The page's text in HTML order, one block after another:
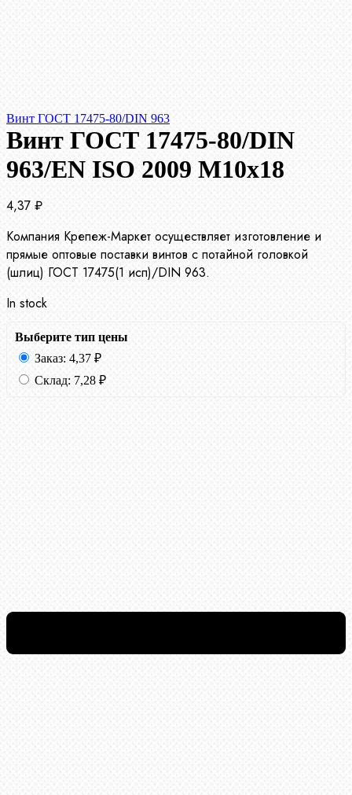
Винт ГОСТ 17475-80/DIN 963
Винт ГОСТ 17475-80/DIN
963/EN ISO 2009 М10х18
4,37 ₽
Компания Крепеж-Маркет осуществляет изготовление и
прямые оптовые поставки винтов с потайной головкой
(шлиц) ГОСТ 17475(1 исп)/DIN 963.
In stock
Выберите тип цены
Заказ: 4,37 ₽
Склад: 7,28 ₽